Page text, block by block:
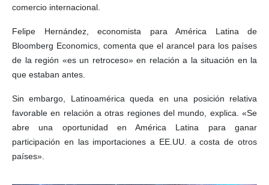
comercio internacional.
Felipe Hernández, economista para América Latina de
Bloomberg Economics, comenta que el arancel para los países
de la región «es un retroceso» en relación a la situación en la
que estaban antes.
Sin embargo, Latinoamérica queda en una posición relativa
favorable en relación a otras regiones del mundo, explica. «Se
abre una oportunidad en América Latina para ganar
participación en las importaciones a EE.UU. a costa de otros
países».